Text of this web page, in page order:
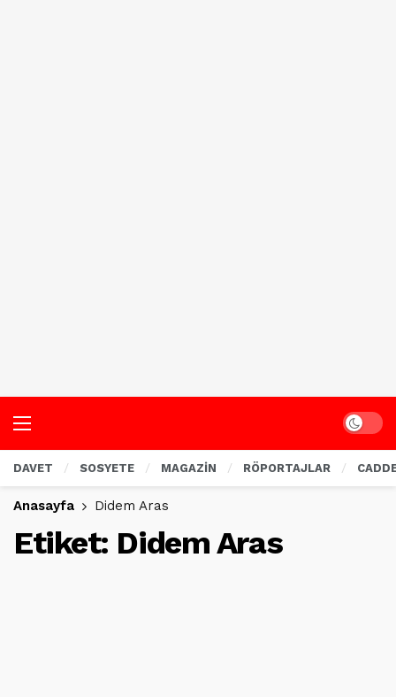
Dark
DAVET SOSYETE MAGAZİN RÖPORTAJLAR
Anasayfa Didem Aras
Etiket: Didem Aras